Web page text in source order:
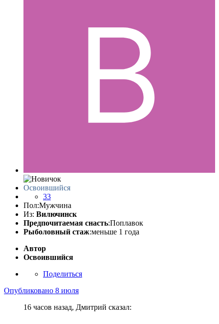
Освоившийся
33
Пол:Мужчина
Из: Вилючинск
Предпочитаемая снасть:Поплавок
Рыболовный стаж:меньше 1 года
Автор
Освоившийся
Поделиться
Опубликовано 8 июля
16 часов назад, Дмитрий сказал: